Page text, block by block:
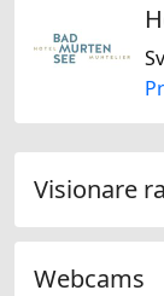
Visionare
Webcams